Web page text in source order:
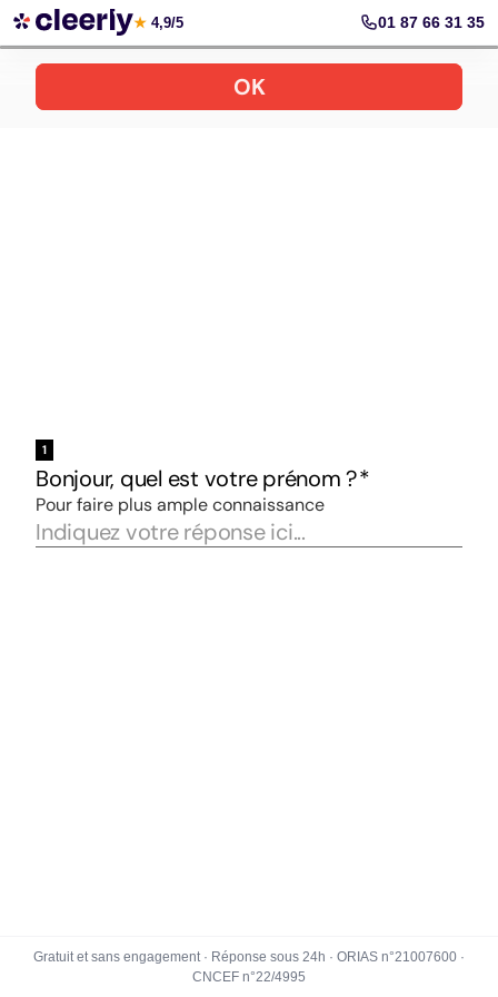
Votre simulation gratuite et personnalisée
★ 4,9/5 01 87 66 31 35
Gratuit et sans engagement · Réponse sous 24h · ORIAS n°21007600 ·
CNCEF n°22/4995